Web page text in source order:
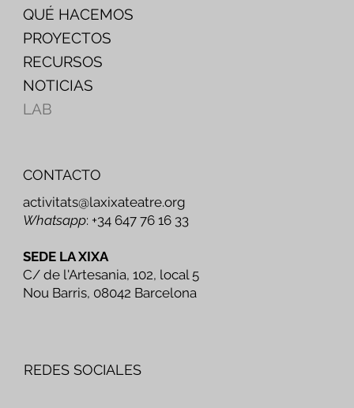
QUÉ HACEMOS
PROYECTOS
RECURSOS
NOTICIAS
LAB
CONTACTO
activitats@laxixateatre.org
Whatsapp: +34 647 76 16 33
SEDE LA XIXA
C/ de l'Artesania, 102, local 5
Nou Barris, 08042 Barcelona
REDES SOCIALES